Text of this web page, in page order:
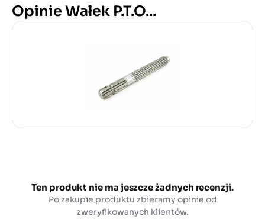
Opinie Wałek P.T.O...
Ten produkt nie ma jeszcze żadnych recenzji.
Po zakupie produktu zbieramy opinie od
zweryfikowanych klientów.